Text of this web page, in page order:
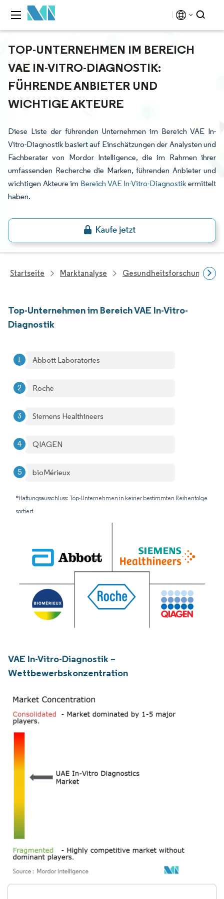
TOP-UNTERNEHMEN IM BEREICH
VAE IN-VITRO-DIAGNOSTIK:
FÜHRENDE ANBIETER UND
WICHTIGE AKTEURE
Diese Liste der führenden Unternehmen im Bereich VAE In-
Vitro-Diagnostik basiert auf Einschätzungen der Analysten und
Fachberater von Mordor Intelligence, die im Rahmen ihrer
umfassenden Recherche die Marken, führenden Anbieter und
wichtigen Akteure im Bereich VAE In-Vitro-Diagnostik ermittelt
haben.
Startseite Marktanalyse Gesundheitsforschung
Top-Unternehmen im Bereich VAE In-Vitro-
Diagnostik
Abbott Laboratories
Roche
Siemens Healthineers
QIAGEN
bioMérieux
*Haftungsausschluss: Top-Unternehmen in keiner bestimmten Reihenfolge
sortiert
VAE In-Vitro-Diagnostik –
Wettbewerbskonzentration